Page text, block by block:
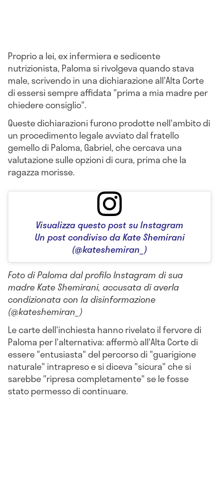
Proprio a lei, ex infermiera e sedicente
nutrizionista, Paloma si rivolgeva quando stava
male, scrivendo in una dichiarazione all'Alta Corte
di essersi sempre affidata "prima a mia madre per
chiedere consiglio".
Queste dichiarazioni furono prodotte nell'ambito di
un procedimento legale avviato dal fratello
gemello di Paloma, Gabriel, che cercava una
valutazione sulle opzioni di cura, prima che la
ragazza morisse.
Visualizza questo post su Instagram
Un post condiviso da Kate Shemirani
(@kateshemiran_)
Foto di Paloma dal profilo Instagram di sua
madre Kate Shemirani, accusata di averla
condizionata con la disinformazione
(@kateshemiran_)
Le carte dell'inchiesta hanno rivelato il fervore di
Paloma per l'alternativa: affermò all'Alta Corte di
essere "entusiasta" del percorso di "guarigione
naturale" intrapreso e si diceva "sicura" che si
sarebbe "ripresa completamente" se le fosse
stato permesso di continuare.